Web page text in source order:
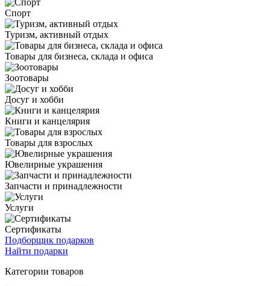
Спорт
Туризм, активный отдых
Товары для бизнеса, склада и офиса
Зоотовары
Досуг и хобби
Книги и канцелярия
Товары для взрослых
Ювелирные украшения
Запчасти и принадлежности
Услуги
Сертификаты
Подборщик подарков
Найти подарки
Категории товаров